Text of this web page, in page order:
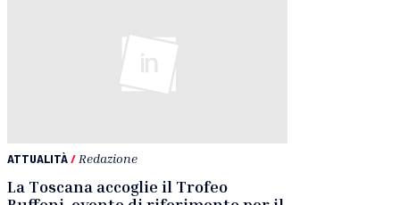
ATTUALITÀ/ Redazione
La Toscana accoglie il Trofeo